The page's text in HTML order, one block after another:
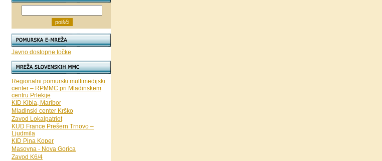
Javno dostopne točke
Regionalni pomurski multimedijski
center – RPMMC pri Mladinskem
centru Prlekije
KID Kibla, Maribor
Mladinski center Krško
Zavod Lokalpatriot
KUD France Prešern Trnovo –
Ljudmila
KID Pina Koper
Masovna - Nova Gorica
Zavod K6/4